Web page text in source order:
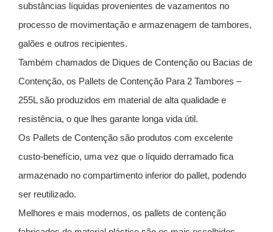
substâncias líquidas provenientes de vazamentos no
processo de movimentação e armazenagem de tambores,
galões e outros recipientes.
Também chamados de Diques de Contenção ou Bacias de
Contenção, os Pallets de Contenção Para 2 Tambores –
255L são produzidos em material de alta qualidade e
resistência, o que lhes garante longa vida útil.
Os Pallets de Contenção são produtos com excelente
custo-benefício, uma vez que o líquido derramado fica
armazenado no compartimento inferior do pallet, podendo
ser reutilizado.
Melhores e mais modernos, os pallets de contenção